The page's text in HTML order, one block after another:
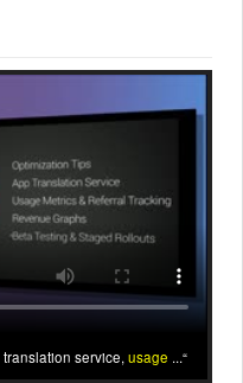
service, usage ...